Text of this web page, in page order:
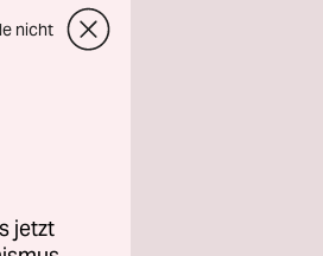
nicht
jetzt